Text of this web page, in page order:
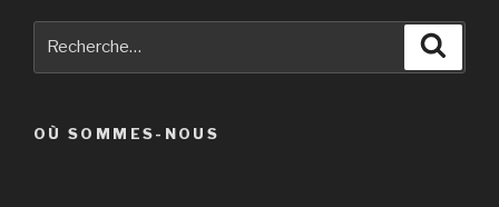
OÙ SOMMES-NOUS